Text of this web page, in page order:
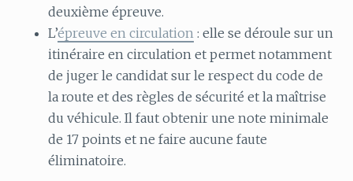
deuxième épreuve.
L’épreuve en circulation: elle se déroule sur un
itinéraire en circulation et permet notamment
de juger le candidat sur le respect du code de
la route et des règles de sécurité et la maîtrise
du véhicule. Il faut obtenir une note minimale
de 17 points et ne faire aucune faute
éliminatoire.